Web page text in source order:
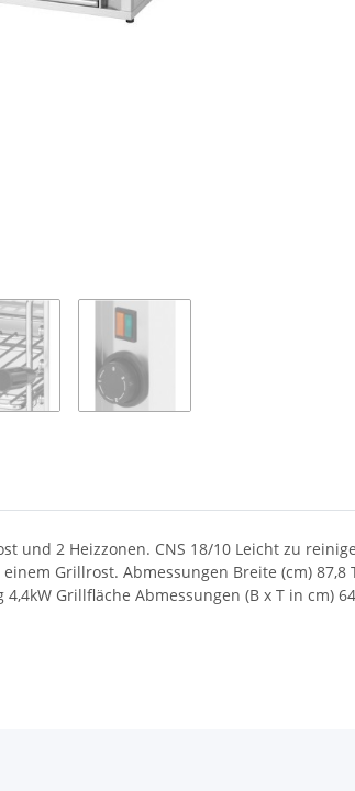
und 2 Heizzonen. CNS 18/10 Leicht zu
Grillrost. Abmessungen Breite (cm)
Grillfläche Abmessungen (B x T in cm)